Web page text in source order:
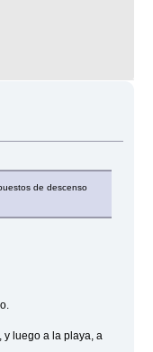
de descenso
y luego a la playa, a